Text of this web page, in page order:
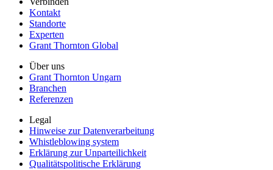
Kontakt
Standorte
Experten
Grant Thornton Global
Über uns
Grant Thornton Ungarn
Branchen
Referenzen
Legal
Hinweise zur Datenverarbeitung
Whistleblowing system
Erklärung zur Unparteilichkeit
Qualitätspolitische Erklärung